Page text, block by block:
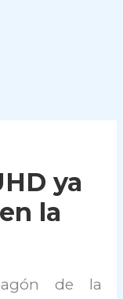
ya
la
de la